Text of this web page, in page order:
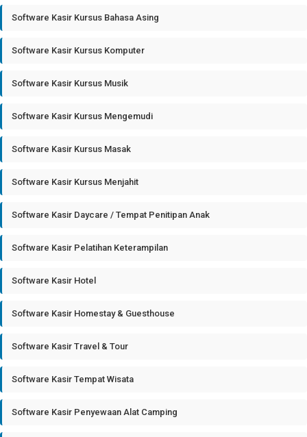
Software Kasir Kursus Bahasa Asing
Software Kasir Kursus Komputer
Software Kasir Kursus Musik
Software Kasir Kursus Mengemudi
Software Kasir Kursus Masak
Software Kasir Kursus Menjahit
Software Kasir Daycare / Tempat Penitipan Anak
Software Kasir Pelatihan Keterampilan
Software Kasir Hotel
Software Kasir Homestay & Guesthouse
Software Kasir Travel & Tour
Software Kasir Tempat Wisata
Software Kasir Penyewaan Alat Camping